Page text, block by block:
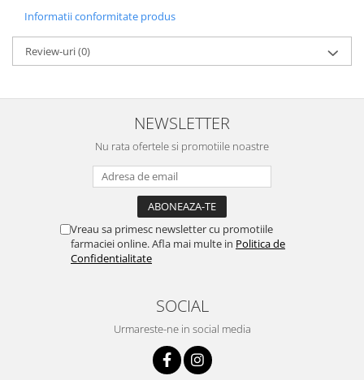
Informatii conformitate produs
Review-uri(0)
NEWSLETTER
Nu rata ofertele si promotiile noastre
Vreau sa primesc newsletter cu promotiile
farmaciei online. Afla mai multe in Politica de
Confidentialitate
SOCIAL
Urmareste-ne in social media